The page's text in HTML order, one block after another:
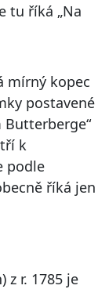
tu říká „Na
mírný kopec
postavené
Butterberge“
k
podle
říká jen
z r. 1785 je